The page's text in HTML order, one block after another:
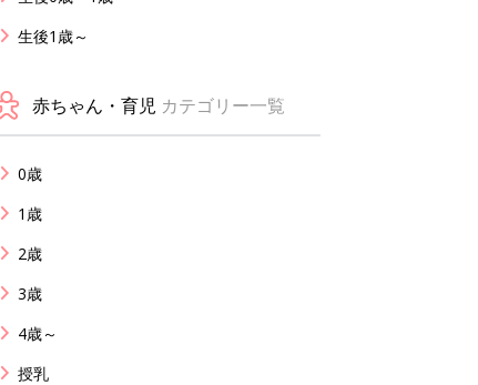
生後1歳～
赤ちゃん・育児 カテゴリー一覧
0歳
1歳
2歳
3歳
4歳～
授乳